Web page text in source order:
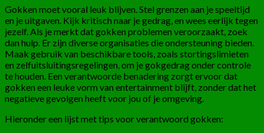
Gokken moet vooral leuk blijven. Stel grenzen aan je speeltijd
en je uitgaven. Kijk kritisch naar je gedrag, en wees eerlijk tegen
jezelf. Als je merkt dat gokken problemen veroorzaakt, zoek
dan hulp. Er zijn diverse organisaties die ondersteuning bieden.
Maak gebruik van beschikbare tools, zoals stortingslimieten
en zelfuitsluitingsregelingen, om je gokgedrag onder controle
te houden. Een verantwoorde benadering zorgt ervoor dat
gokken een leuke vorm van entertainment blijft, zonder dat het
negatieve gevolgen heeft voor jou of je omgeving.
Hieronder een lijst met tips voor verantwoord gokken: